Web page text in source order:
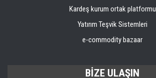
Kardeş kurum ortak platformu
Yatırım Teşvik Sistemleri
e-commodity bazaar
BİZE ULAŞIN